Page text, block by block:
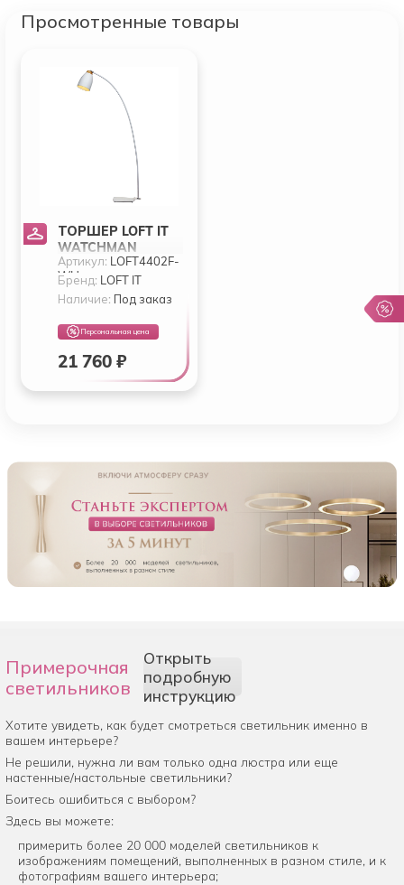
Просмотренные товары
ТОРШЕР LOFT IT
WATCHMAN
LOFT4402F-WH
Артикул: LOFT4402F-
WH
Бренд: LOFT IT
Наличие: Под заказ
Персональная цена
21 760 ₽
Примерочная
светильников
Открыть
подробную
инструкцию
Хотите увидеть, как будет смотреться светильник именно в
вашем интерьере?
Не решили, нужна ли вам только одна люстра или еще
настенные/настольные светильники?
Боитесь ошибиться с выбором?
Здесь вы можете:
примерить более 20 000 моделей светильников к
изображениям помещений, выполненных в разном стиле, и к
фотографиям вашего интерьера;